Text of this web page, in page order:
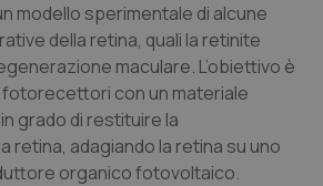
di Bolzano
di Trento
Scompenso
modello sperimentale di alcune
della retina, quali la retinite
maculare. L’obiettivo è
con un materiale
grado di restituire la
retina, adagiando la retina su uno
organico fotovoltaico.